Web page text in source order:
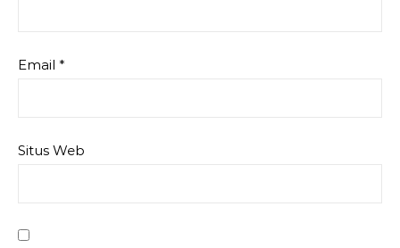
Email *
Situs Web